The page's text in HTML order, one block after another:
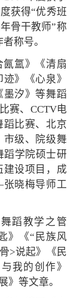
获得“优秀班
骨干教师”称
称号。
氲》《清扇
》《心泉》
墨汐》等舞蹈
赛、CCTV电
蹈比赛、北京
市级、院级舞
蹈学院硕士研
建设项目，成
晓梅导师工
蹈教学之管
》《“民族风
>说起》《民
我的创作》
》等文章。